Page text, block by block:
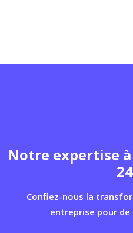
Notre expertise
Confiez-nous la
entreprise pour